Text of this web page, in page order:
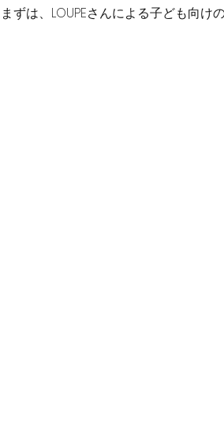
まずは、LOUPEさんによる子ども向け